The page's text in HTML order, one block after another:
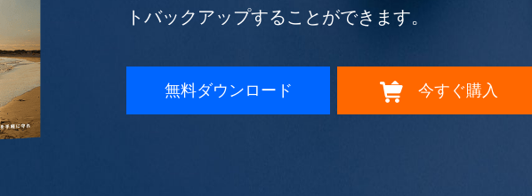
トバックアップすることができます。
無料ダウンロード  今すぐ購入